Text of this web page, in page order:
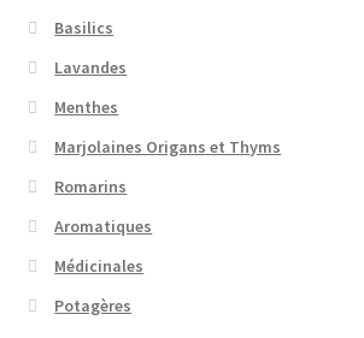
Basilics
Lavandes
Menthes
Marjolaines Origans et Thyms
Romarins
Aromatiques
Médicinales
Potagères